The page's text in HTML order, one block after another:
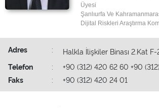
Üyesi
Şanlıurfa Ve
Dijital Riskleri Araştırma
Adres :
Halkla İlişkiler Binası 2.Kat F-
Telefon
:
+90 (312) 420 62 60 +90
Faks
: +90 (312) 420 24 01